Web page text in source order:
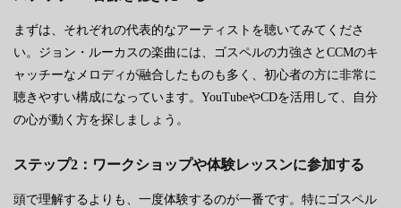
まずは、それぞれの代表的なアーティストを聴いてみてくださ
い。ジョン・ルーカスの楽曲には、ゴスペルの力強さとCCMのキ
ャッチーなメロディが融合したものも多く、初心者の方に非常に
聴きやすい構成になっています。YouTubeやCDを活用して、自分
の心が動く方を探しましょう。
ステップ2：ワークショップや体験レッスンに参加する
頭で理解するよりも、一度体験するのが一番です。特にゴスペル